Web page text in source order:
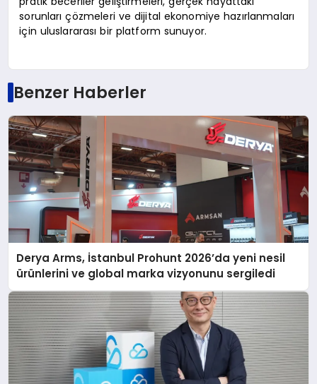
sorunları çözmeleri ve dijital ekonomiye hazırlanmaları
için uluslararası bir platform sunuyor.
Benzer Haberler
Derya Arms, İstanbul Prohunt 2026’da yeni nesil
ürünlerini ve global marka vizyonunu sergiledi